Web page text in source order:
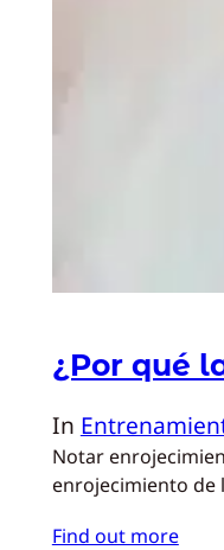
¿Por qué
In
Notar
enrojecimiento de
Find out more